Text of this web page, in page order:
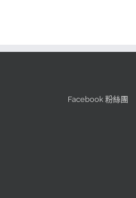
Facebook 粉絲團